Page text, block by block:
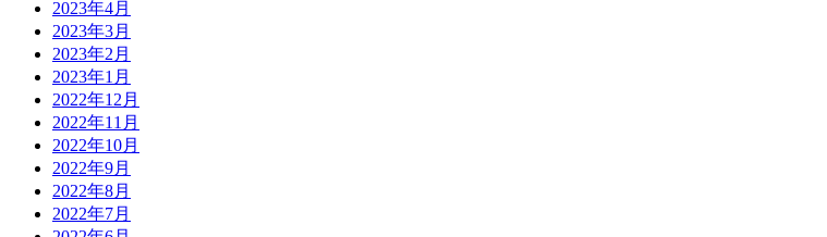
2023年4月
2023年3月
2023年2月
2023年1月
2022年12月
2022年11月
2022年10月
2022年9月
2022年8月
2022年7月